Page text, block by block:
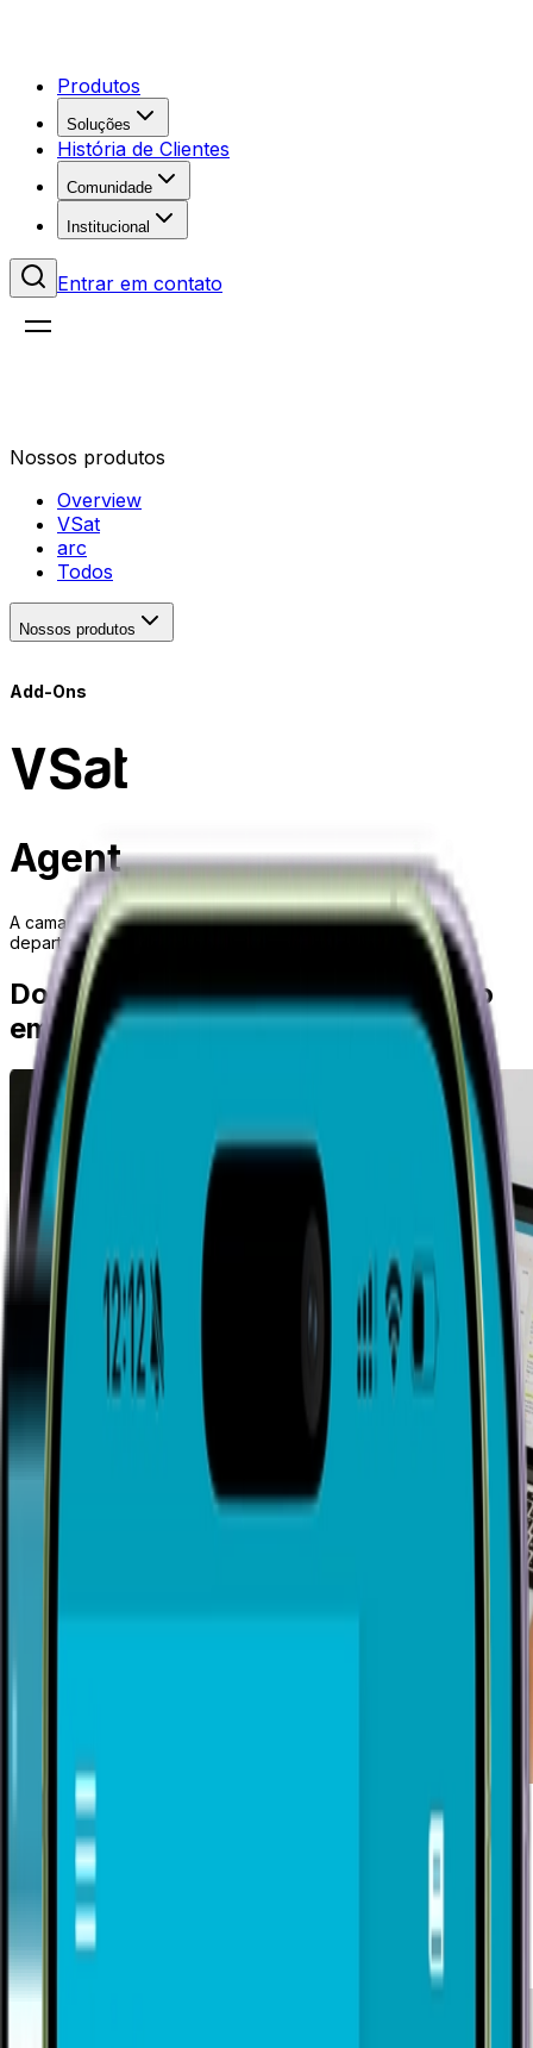
Produtos
Soluções
História de Clientes
Comunidade
Institucional
Entrar em contato
Nossos produtos
Overview
VSat
arc
Todos
Nossos produtos
Add-Ons
VSat
Agent
A camada de organização de equipes, processos e
departamentos no VSat.
Do orçamento à cobrança, registro
em cada interação.
Dentro do VSat, de qualquer tela, a equipe inicia um
acompanhamento. Cada etapa com comunicação
rastreada, com dono, prazo e lastro até a origem.
O histórico pertence à operação, não apenas à caixa de
e-mail de quem está envolvido.
Fale com um especialista